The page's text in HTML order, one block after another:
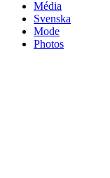
Média
Svenska
Mode
Photos